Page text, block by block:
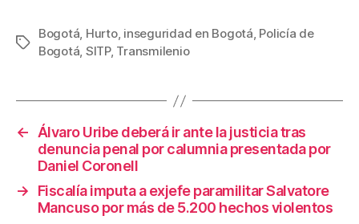
c
e
o
k
tt
er
ail er
e
m
p
tir
Etiquetas
Bogotá, Hurto, inseguridad en Bogotá, Policía de
Bogotá, SITP, Transmilenio
←
Álvaro Uribe deberá ir ante la justicia tras
denuncia penal por calumnia presentada por
Daniel Coronell
→
Fiscalía imputa a exjefe paramilitar Salvatore
Mancuso por más de 5.200 hechos violentos